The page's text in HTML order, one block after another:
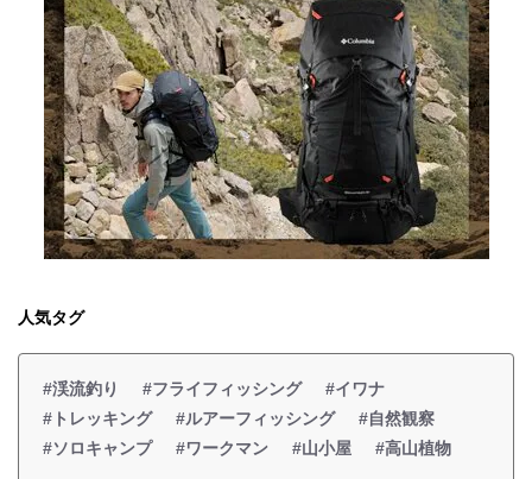
人気タグ
#渓流釣り #フライフィッシング
#イワナ
#トレッキング
#ルアーフィッシング
#自然観察
#ソロキャンプ
#ワークマン #山小屋 #高山植物